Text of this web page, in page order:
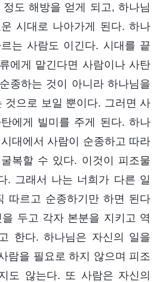
도 해방을 얻게 되고, 하나님
시대로 나아가게 된다. 하나
는 사람도 이긴다. 시대를 끝
에게 맡긴다면 사람이나 사탄
종하는 것이 아니라 하나님을
것으로 보일 뿐이다. 그러면 사
에게 빌미를 주게 된다. 하나
대에서 사람이 순종하고 따라
복할 수 있다. 이것이 피조물
. 그래서 나는 너희가 다른 일
따르고 순종하기만 하면 된다
두고 각자 본분을 지키고 역
한다. 하나님은 자신의 일을
람을 필요로 하지 않으며 피조
도 않는다. 또 사람은 자신의